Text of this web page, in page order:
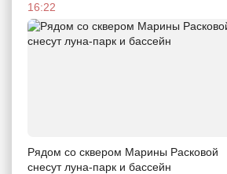
16:22
Рядом со сквером Марины Расковой
снесут луна-парк и бассейн